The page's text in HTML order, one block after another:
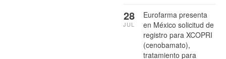
Eurofarma presenta
en México solicitud de
registro para XCOPRI
(cenobamato),
tratamiento para
28
JUL